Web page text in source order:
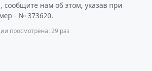
нам об этом, указав при
- № 373620.
просмотрена: 29 раз